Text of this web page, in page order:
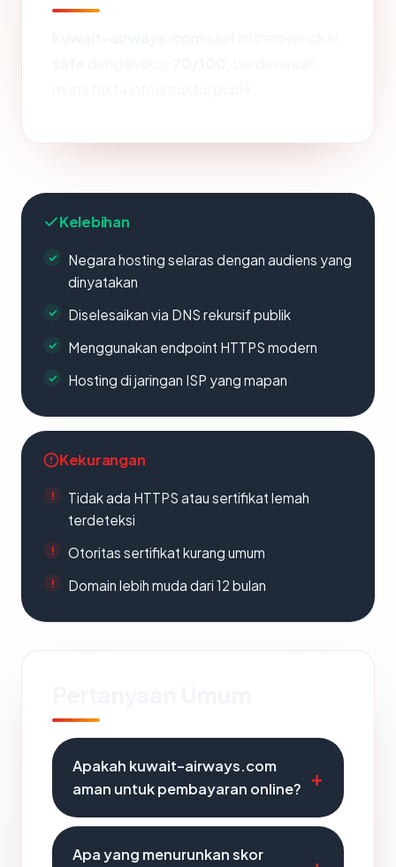
Kelebihan
Negara hosting selaras dengan audiens yang
dinyatakan
Diselesaikan via DNS rekursif publik
Menggunakan endpoint HTTPS modern
Hosting di jaringan ISP yang mapan
Kekurangan
Tidak ada HTTPS atau sertifikat lemah
terdeteksi
Otoritas sertifikat kurang umum
Domain lebih muda dari 12 bulan
Apakah kuwait-airways.com
aman untuk pembayaran online?
Apa yang menurunkan skor